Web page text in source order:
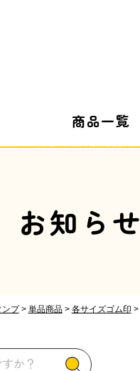
商品一覧
お知らせ
ンプ 単品商品 各サイズゴム印